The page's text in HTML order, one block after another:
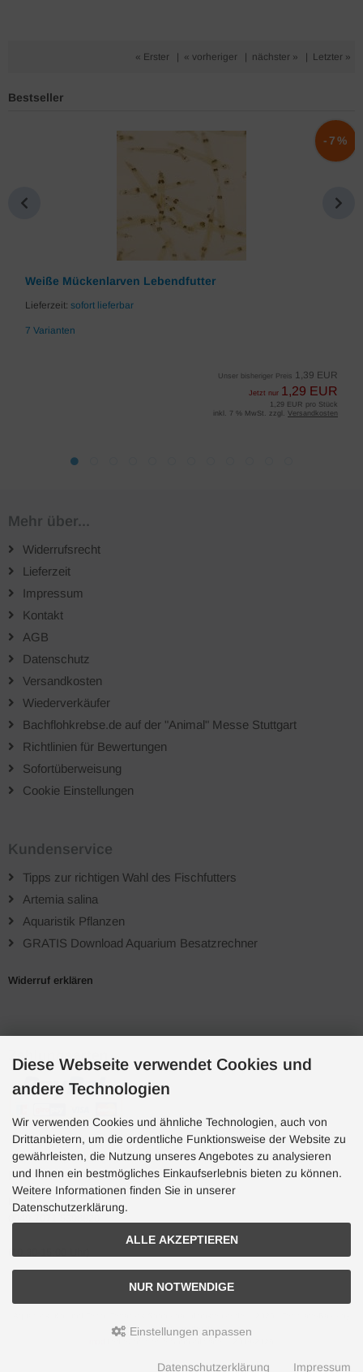
« Erster « vorheriger nächster » Letzter »
Bestseller
Weiße Mückenlarven Lebendfutter
Lieferzeit: sofort lieferbar
7 Varianten
Unser bisheriger Preis 1,39 EUR
Jetzt nur 1,29 EUR
-7%
1,29 EUR pro Stück
inkl. 7 % MwSt. zzgl. Versandkosten
Mehr über...
Widerrufsrecht
Lieferzeit
Impressum
Kontakt
AGB
Datenschutz
Versandkosten
Wiederverkäufer
Bachflohkrebse.de auf der "Animal" Messe Stuttgart
Richtlinien für Bewertungen
Sofortüberweisung
Cookie Einstellungen
Kundenservice
Tipps zur richtigen Wahl des Fischfutters
Artemia salina
Aquaristik Pflanzen
GRATIS Download Aquarium Besatzrechner
Widerruf erklären
Zahlungsarten
Hotline
Hotline
(10:30-15:00 Uhr)
andreas-guder.de
Diese Webseite verwendet Cookies und
andere Technologien
Wir verwenden Cookies und ähnliche Technologien, auch von
Drittanbietern, um die ordentliche Funktionsweise der Website zu
gewährleisten, die Nutzung unseres Angebotes zu analysieren
und Ihnen ein bestmögliches Einkaufserlebnis bieten zu können.
Weitere Informationen finden Sie in unserer
Datenschutzerklärung.
ALLE AKZEPTIEREN
NUR NOTWENDIGE
Einstellungen anpassen
Datenschutzerklärung Impressum